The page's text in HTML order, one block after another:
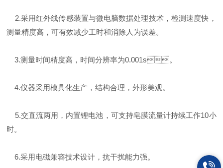
2.采用红外线传感装置与微电脑数据处理技术，检测速度快，
测量精度高，可有效减少工时和消除人为误差。
3.测量时间精度高，时间分辨率为0.001s。
4.仪器采用模具化生产，结构合理，外形美观。
5.交直流两用，内置锂电池，可支持皂膜流量计持续工作10小
时。
6.采用电磁兼容技术设计，抗干扰能力强。